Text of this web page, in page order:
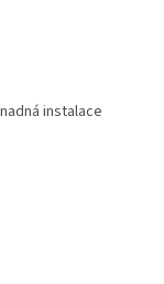
instalace